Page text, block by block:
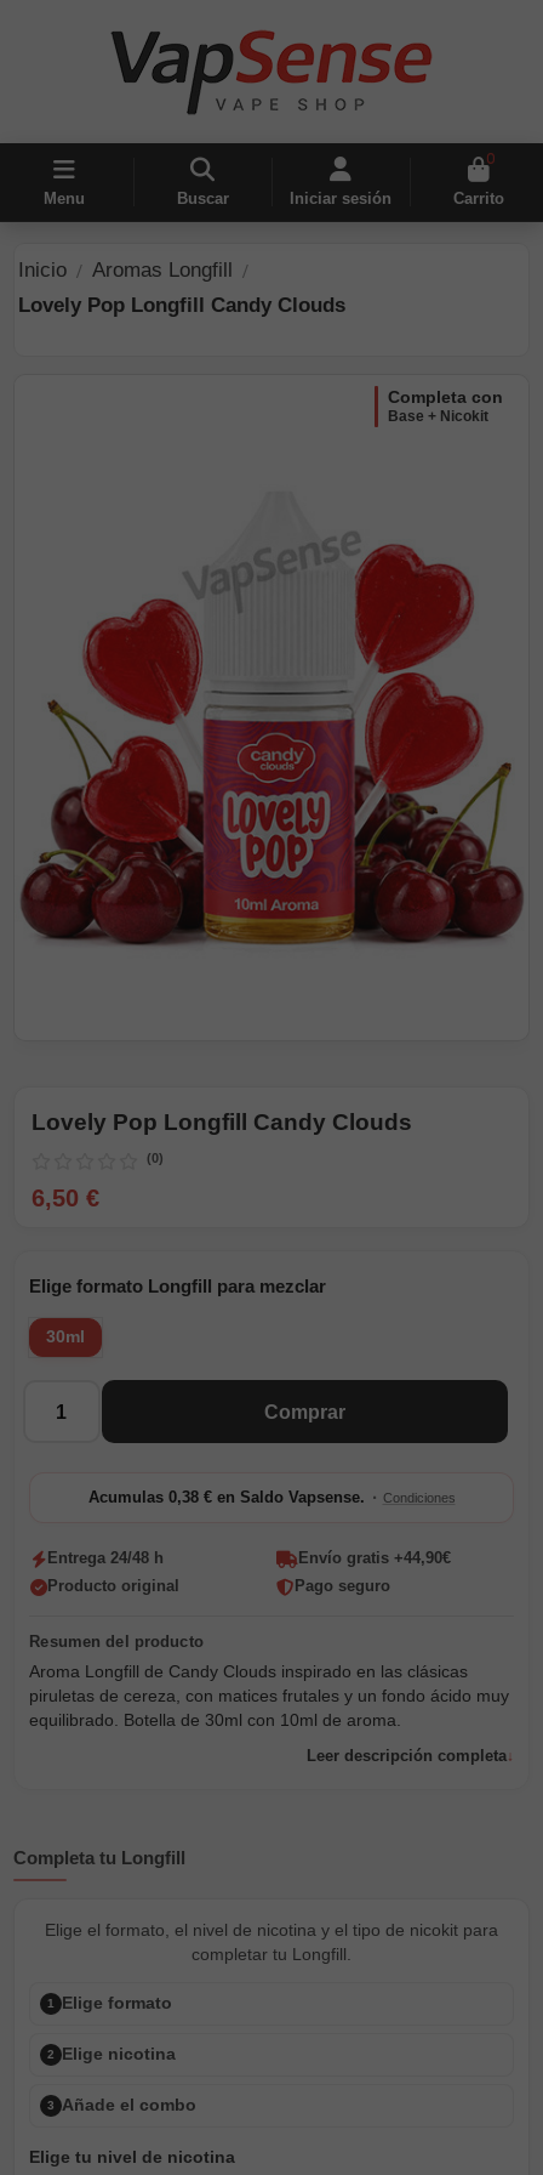
Menu Buscar Iniciar sesión
0
Carrito
Inicio
Aromas Longfill
Lovely Pop Longfill Candy Clouds
completa con
Base + Nicokit
Lovely Pop Longfill Candy Clouds
(0)
6,50 €
Elige formato Longfill para mezclar
30ml
Comprar
Acumulas 0,38 € en Saldo Vapsense. · Condiciones
Entrega 24/48 h
Envío gratis +44,90€
Producto original
Pago seguro
Aroma Longfill de Candy Clouds inspirado en las clásicas
piruletas de cereza, con matices frutales y un fondo ácido muy
equilibrado. Botella de 30ml con 10ml de aroma.
Leer descripción completa
Completa tu Longfill
Elige el formato, el nivel de nicotina y el tipo de nicokit para
completar tu Longfill.
1 Elige formato
2 Elige nicotina
3 Añade el combo
Elige tu nivel de nicotina